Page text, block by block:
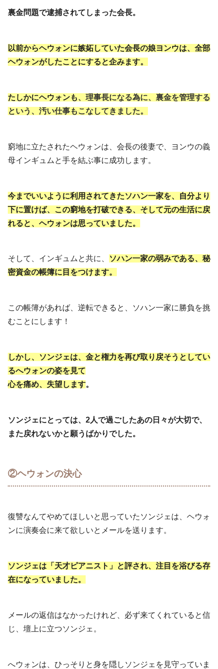
裏金問題で逮捕されてしまった会長。
以前からヘウォンに嫉妬していた会長の娘ヨンウは、全部
ヘウォンがしたことにすると企みます。
たしかにヘウォンも、理事長になる為に、裏金を管理する
という、汚い仕事もこなしてきました。
窮地に立たされたヘウォンは、会長の後妻で、ヨンウの義
母インギュムと手を結ぶ事に成功します。
今までいいように利用されてきたソハン一家を、自分より
下に置けば、この窮地を打破できる、そして元の生活に戻
れると、ヘウォンは思っていました。
そして、インギュムと共に、
ソハン一家の弱みである、秘
密資金の帳簿に目をつけます。
この帳簿があれば、逆転できると、ソハン一家に勝負を挑
むことにします！
しかし、ソンジェは、金と権力を再び取り戻そうとしてい
るへウォンの姿を見て
心を痛め、失望します。
ソンジェにとっては、2人で過ごしたあの日々が大切で、
また戻れないかと願うばかりでした。
②ヘウォンの決心
復讐なんてやめてほしいと思っていたソンジェは、ヘウォ
ンに演奏会に来て欲しいとメールを送ります。
ソンジェは「天才ピアニスト」と評され、注目を浴びる存
在になっていました。
メールの返信はなかったけれど、必ず来てくれていると信
じ、壇上に立つソンジェ。
へウォンは、ひっそりと身を隠しソンジェを見守っていま